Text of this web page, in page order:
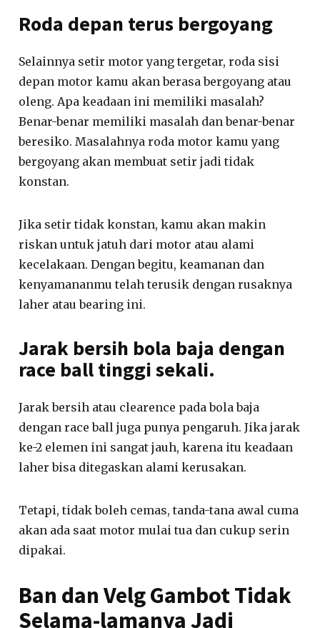
Roda depan terus bergoyang
Selainnya setir motor yang tergetar, roda sisi
depan motor kamu akan berasa bergoyang atau
oleng. Apa keadaan ini memiliki masalah?
Benar-benar memiliki masalah dan benar-benar
beresiko. Masalahnya roda motor kamu yang
bergoyang akan membuat setir jadi tidak
konstan.
Jika setir tidak konstan, kamu akan makin
riskan untuk jatuh dari motor atau alami
kecelakaan. Dengan begitu, keamanan dan
kenyamananmu telah terusik dengan rusaknya
laher atau bearing ini.
Jarak bersih bola baja dengan
race ball tinggi sekali.
Jarak bersih atau clearence pada bola baja
dengan race ball juga punya pengaruh. Jika jarak
ke-2 elemen ini sangat jauh, karena itu keadaan
laher bisa ditegaskan alami kerusakan.
Tetapi, tidak boleh cemas, tanda-tana awal cuma
akan ada saat motor mulai tua dan cukup serin
dipakai.
Ban dan Velg Gambot Tidak
Selama-lamanya Jadi